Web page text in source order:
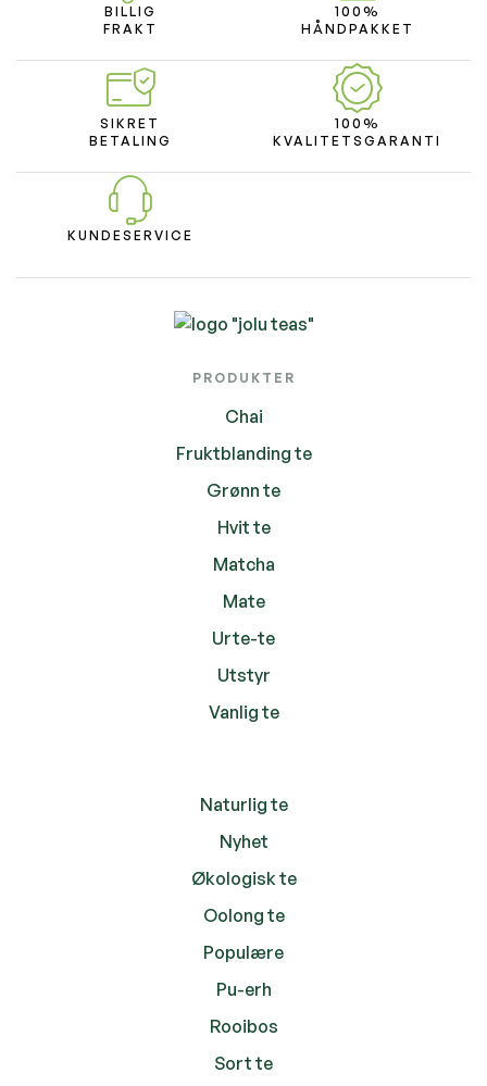
BILLIG
FRAKT
100%
HÅNDPAKKET
SIKRET
BETALING
100%
KVALITETSGARANTI
KUNDESERVICE
PRODUKTER
Chai
Fruktblanding te
Grønn te
Hvit te
Matcha
Mate
Urte-te
Utstyr
Vanlig te
Naturlig te
Nyhet
Økologisk te
Oolong te
Populære
Pu-erh
Rooibos
Sort te